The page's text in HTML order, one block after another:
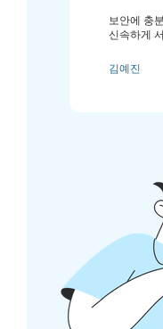
보안에 충
신속하게
김예진